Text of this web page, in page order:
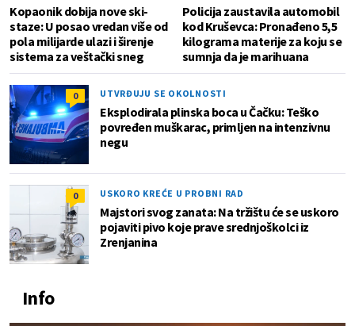
Kopaonik dobija nove ski-
staze: U posao vredan više od
pola milijarde ulazi i širenje
sistema za veštački sneg
Policija zaustavila automobil
kod Kruševca: Pronađeno 5,5
kilograma materije za koju se
sumnja da je marihuana
0 UTVRĐUJU SE OKOLNOSTI
Eksplodirala plinska boca u Čačku: Teško
povređen muškarac, primljen na intenzivnu
negu
0 USKORO KREĆE U PROBNI RAD
Majstori svog zanata: Na tržištu će se uskoro
pojaviti pivo koje prave srednjoškolci iz
Zrenjanina
Info